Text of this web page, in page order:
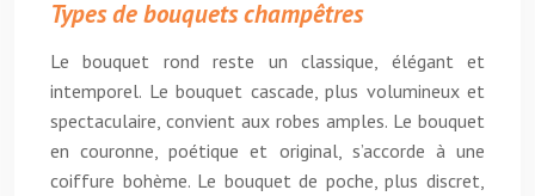
Types de bouquets champêtres
Le bouquet rond reste un classique, élégant et
intemporel. Le bouquet cascade, plus volumineux et
spectaculaire, convient aux robes amples. Le bouquet
en couronne, poétique et original, s’accorde à une
coiffure bohème. Le bouquet de poche, plus discret,